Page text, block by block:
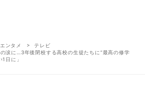
エンタメ
テレビ
涙に…3年後閉校する高校の生徒たちに“最高の修学
日に」